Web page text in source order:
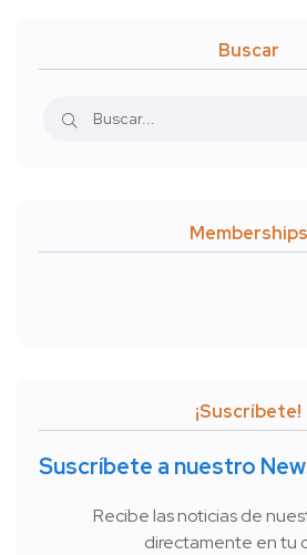
Buscar
Memberships
¡Suscríbete!
Suscríbete a nuestro
Recibe las noticias de
directamente en tu